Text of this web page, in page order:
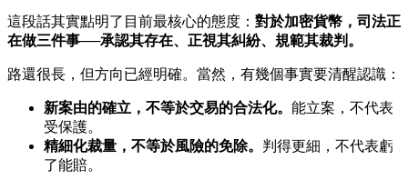
這段話其實點明了目前最核心的態度： 對於加密貨幣，司法正
在做三件事──承認其存在、正視其糾紛、規範其裁判。
路還很長，但方向已經明確。當然，有幾個事實要清醒認識：
新案由的確立，不等於交易的合法化。 能立案，不代表
受保護。
精細化裁量，不等於風險的免除。 判得更細，不代表虧
了能賠。